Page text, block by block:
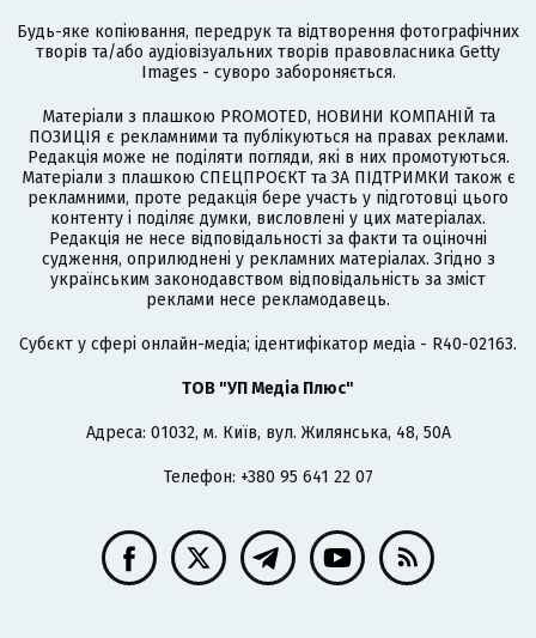
Будь-яке копіювання, передрук та відтворення фотографічних
творів та/або аудіовізуальних творів правовласника Getty
Images - суворо забороняється.
Матеріали з плашкою PROMOTED, НОВИНИ КОМПАНІЙ та
ПОЗИЦІЯ є рекламними та публікуються на правах реклами.
Редакція може не поділяти погляди, які в них промотуються.
Матеріали з плашкою СПЕЦПРОЄКТ та ЗА ПІДТРИМКИ також є
рекламними, проте редакція бере участь у підготовці цього
контенту і поділяє думки, висловлені у цих матеріалах.
Редакція не несе відповідальності за факти та оціночні
судження, оприлюднені у рекламних матеріалах. Згідно з
українським законодавством відповідальність за зміст
реклами несе рекламодавець.
Cубєкт у сфері онлайн-медіа; ідентифікатор медіа - R40-02163.
ТОВ "УП Медіа Плюс"
Адреса: 01032, м. Київ, вул. Жилянська, 48, 50А
Телефон: +380 95 641 22 07